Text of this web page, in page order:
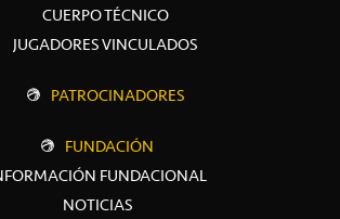
CUERPO TÉCNICO
JUGADORES VINCULADOS
PATROCINADORES
FUNDACIÓN
FUNDACIONAL
NOTICIAS